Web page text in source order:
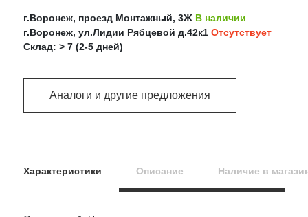
г.Воронеж, проезд Монтажный, 3Ж В наличии
г.Воронеж, ул.Лидии Рябцевой д.42к1 Отсутствует
Склад: > 7 (2-5 дней)
Аналоги и другие предложения
Характеристики Описание Наличие в